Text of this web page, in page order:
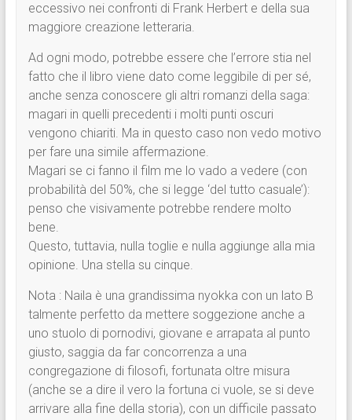
eccessivo nei confronti di Frank Herbert e della sua
maggiore creazione letteraria.
Ad ogni modo, potrebbe essere che l’errore stia nel
fatto che il libro viene dato come leggibile di per sé,
anche senza conoscere gli altri romanzi della saga:
magari in quelli precedenti i molti punti oscuri
vengono chiariti. Ma in questo caso non vedo motivo
per fare una simile affermazione.
Magari se ci fanno il film me lo vado a vedere (con
probabilità del 50%, che si legge ‘del tutto casuale’):
penso che visivamente potrebbe rendere molto
bene.
Questo, tuttavia, nulla toglie e nulla aggiunge alla mia
opinione. Una stella su cinque.
Nota : Naila è una grandissima nyokka con un lato B
talmente perfetto da mettere soggezione anche a
uno stuolo di pornodivi, giovane e arrapata al punto
giusto, saggia da far concorrenza a una
congregazione di filosofi, fortunata oltre misura
(anche se a dire il vero la fortuna ci vuole, se si deve
arrivare alla fine della storia), con un difficile passato